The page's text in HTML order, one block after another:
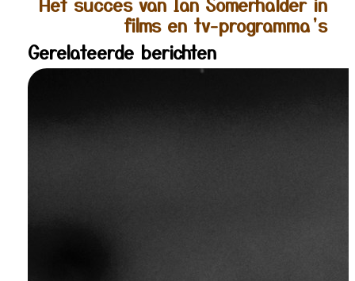
films en tv-programma’s
Gerelateerde berichten